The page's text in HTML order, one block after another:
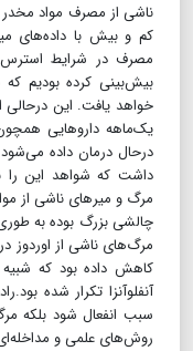
ناشی از مصرف مواد
کم و بیش با داده‌های
مصرف در شرایط
بیش‌بینی کرده بودیم
خواهد یافت. این
یک‌ماهه داروهایی همچون
درحال درمان داده
داشت که شواهد این را
مرگ‌های ناشی از اوردوز
آنفلوآنزا تکرار شده
سبب انفعال شود بلکه
روش‌های علمی و